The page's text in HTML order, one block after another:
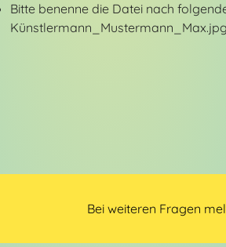
Bitte benenne die Datei nach
Bei weiteren Fragen